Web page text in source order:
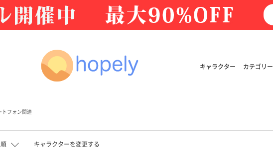
キャラクター カテゴリー
トフォン関連
キャラクターを変更する